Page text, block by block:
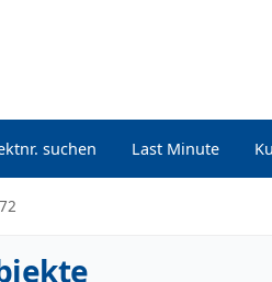
suchen Last Minute